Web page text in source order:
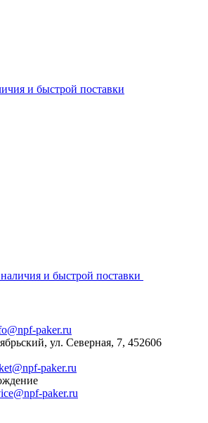
и быстрой поставки
и быстрой поставки
paker.ru
ул. Северная, 7, 452606
paker.ru
paker.ru